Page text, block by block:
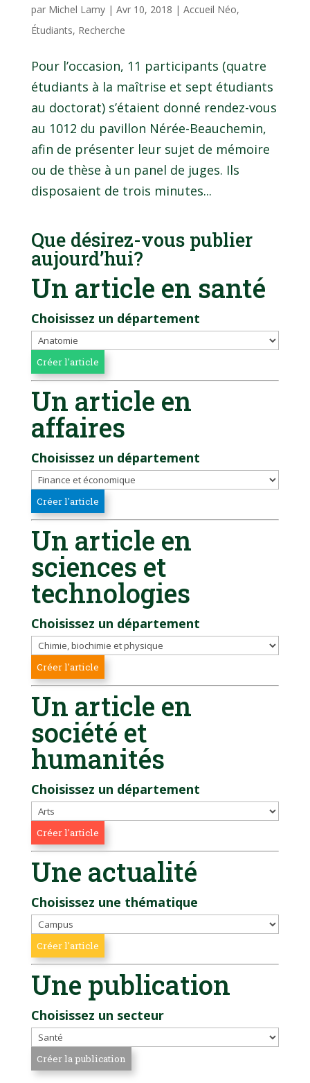
par Michel Lamy| Avr 10, 2018 | Accueil Néo,
Étudiants, Recherche
Pour l’occasion, 11 participants (quatre
étudiants à la maîtrise et sept étudiants
au doctorat) s’étaient donné rendez-vous
au 1012 du pavillon Nérée-Beauchemin,
afin de présenter leur sujet de mémoire
ou de thèse à un panel de juges. Ils
disposaient de trois minutes...
Que désirez-vous publier
aujourd’hui?
Un article en santé
Choisissez un département
Un article en
affaires
Choisissez un département
Un article en
sciences et
technologies
Choisissez un département
Un article en
société et
humanités
Choisissez un département
Une actualité
Choisissez une thématique
Une publication
Choisissez un secteur